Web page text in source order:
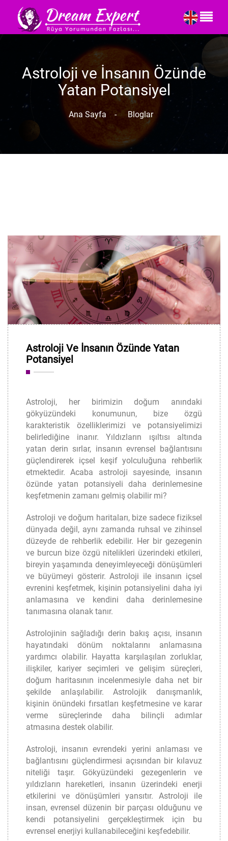
Astroloji ve İnsanın Özünde
Yatan Potansiyel
Ana Sayfa - Bloglar
Astroloji Ve İnsanın Özünde Yatan
Potansiyel
Astroloji, her birimizin doğum anındaki
gökyüzündeki konumunun, bize özgü
karakteristik özelliklerimizi ve potansiyelimizi
belirlediğine inanır. Yıldızların ışıltısı altında
yatan derin sırlar, insanın evrensel bağlantısını
güçlendirerek içsel keşif yolculuğuna rehberlik
etmektedir. Acaba astroloji sayesinde, insanın
özünde yatan potansiyeli daha derinlemesine
keşfetmenin zamanı gelmiş olabilir mi?
Astroloji ve doğum haritaları, bize sadece fiziksel
dünyada değil, aynı zamanda ruhsal ve zihinsel
düzeyde de rehberlik edebilir. Her bir gezegenin
ve burcun bize özgü nitelikleri üzerindeki etkileri,
bireyin yaşamında deneyimleyeceği dönüşümleri
ve büyümeyi gösterir. Astroloji ile insanın içsel
evrenini keşfetmek, kişinin potansiyelini daha iyi
anlamasına ve kendini daha derinlemesine
tanımasına olanak tanır.
Astrolojinin sağladığı derin bakış açısı, insanın
hayatındaki dönüm noktalarını anlamasına
yardımcı olabilir. Hayatta karşılaşılan zorluklar,
ilişkiler, kariyer seçimleri ve gelişim süreçleri,
doğum haritasının incelenmesiyle daha net bir
şekilde anlaşılabilir. Astrolojik danışmanlık,
kişinin önündeki fırsatları keşfetmesine ve karar
verme süreçlerinde daha bilinçli adımlar
atmasına destek olabilir.
Astroloji, insanın evrendeki yerini anlaması ve
bağlantısını güçlendirmesi açısından bir kılavuz
niteliği taşır. Gökyüzündeki gezegenlerin ve
yıldızların hareketleri, insanın üzerindeki enerji
etkilerini ve dönüşümleri yansıtır. Astroloji ile
insan, evrensel düzenin bir parçası olduğunu ve
kendi potansiyelini gerçekleştirmek için bu
evrensel enerjiyi kullanabileceğini keşfedebilir.